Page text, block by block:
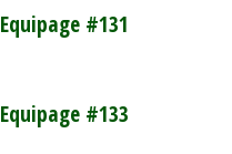
Equipage #131
Equipage #133